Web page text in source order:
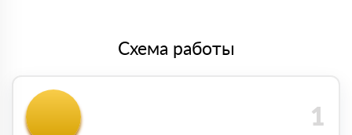
Схема работы